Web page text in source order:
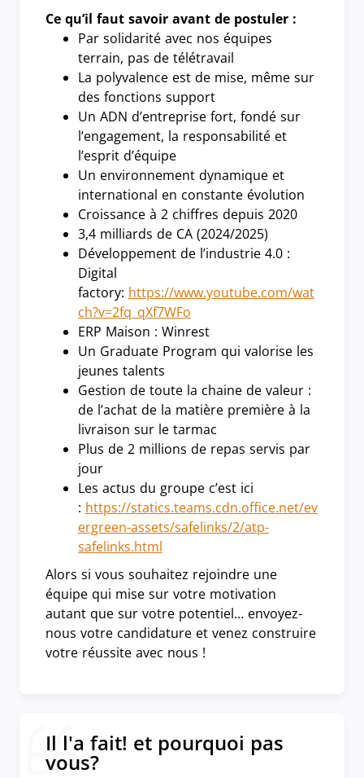
Ce qu’il faut savoir avant de postuler :
Par solidarité avec nos équipes
terrain, pas de télétravail
La polyvalence est de mise, même sur
des fonctions support
Un ADN d’entreprise fort, fondé sur
l’engagement, la responsabilité et
l’esprit d’équipe
Un environnement dynamique et
international en constante évolution
Croissance à 2 chiffres depuis 2020
3,4 milliards de CA (2024/2025)
Développement de l’industrie 4.0 :
Digital
factory: https://www.youtube.com/wat
ch?v=2fq_qXf7WFo
ERP Maison : Winrest
Un Graduate Program qui valorise les
jeunes talents
Gestion de toute la chaine de valeur :
de l’achat de la matière première à la
livraison sur le tarmac
Plus de 2 millions de repas servis par
jour
Les actus du groupe c’est ici
: https://statics.teams.cdn.office.net/ev
ergreen-assets/safelinks/2/atp-
safelinks.html
Alors si vous souhaitez rejoindre une
équipe qui mise sur votre motivation
autant que sur votre potentiel… envoyez-
nous votre candidature et venez construire
votre réussite avec nous !
Il l'a fait! et pourquoi pas
vous?